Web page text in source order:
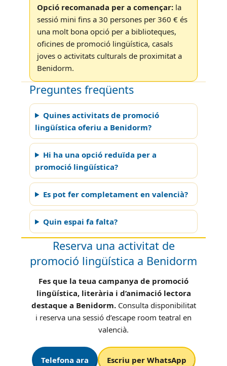
Opció recomanada per a començar: la
sessió mini fins a 30 persones per 360 € és
una molt bona opció per a biblioteques,
oficines de promoció lingüística, casals
joves o activitats culturals de proximitat a
Benidorm.
Preguntes freqüents
Quines activitats de promoció
lingüística oferiu a Benidorm?
Hi ha una opció reduïda per a
promoció lingüística?
Es pot fer completament en valencià?
Quin espai fa falta?
Reserva una activitat de
promoció lingüística a Benidorm
Fes que la teua campanya de promoció
lingüística, literària i d’animació lectora
destaque a Benidorm.Consulta disponibilitat
i reserva una sessió d’escape room teatral en
valencià.
Telefona ara Escriu per WhatsApp